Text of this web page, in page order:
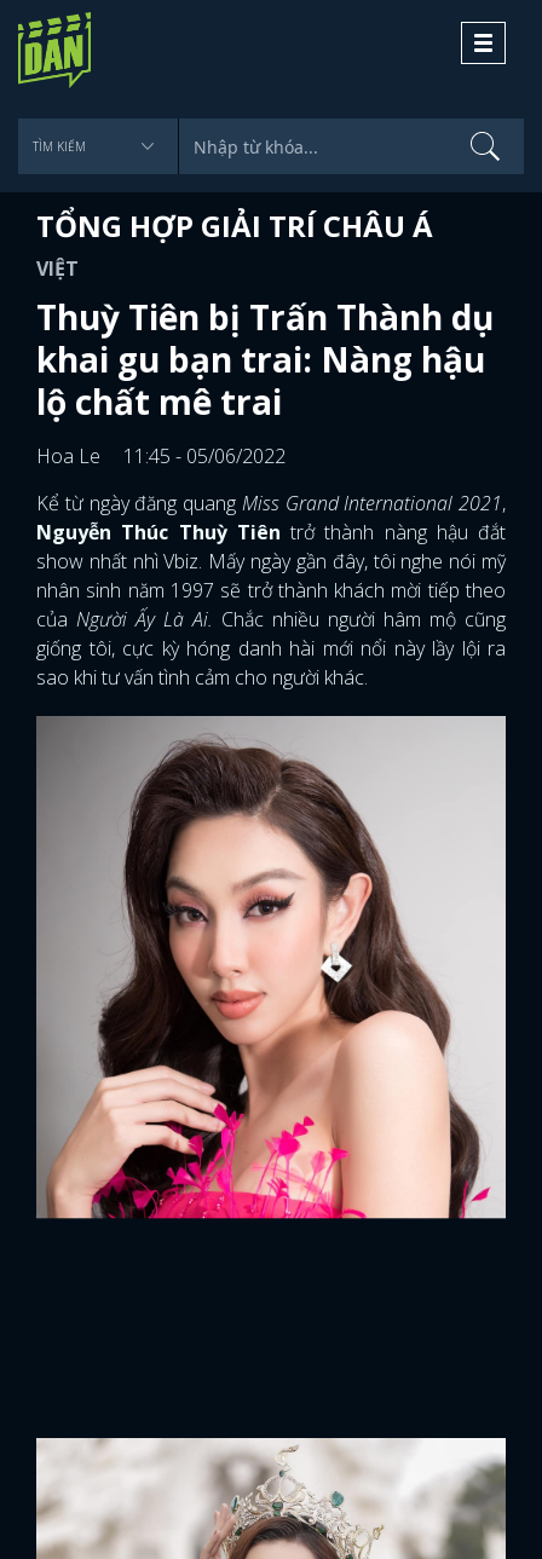
Toggle
TỔNG HỢP GIẢI TRÍ CHÂU Á
VIỆT
Thuỳ Tiên bị Trấn Thành dụ
khai gu bạn trai: Nàng hậu
lộ chất mê trai
Hoa Le
11:45 - 05/06/2022
Kể từ ngày đăng quang Miss Grand International 2021,
Nguyễn Thúc Thuỳ Tiên trở thành nàng hậu đắt
show nhất nhì Vbiz. Mấy ngày gần đây, tôi nghe nói mỹ
nhân sinh năm 1997 sẽ trở thành khách mời tiếp theo
của Người Ấy Là Ai. Chắc nhiều người hâm mộ cũng
giống tôi, cực kỳ hóng danh hài mới nổi này lầy lội ra
sao khi tư vấn tình cảm cho người khác.